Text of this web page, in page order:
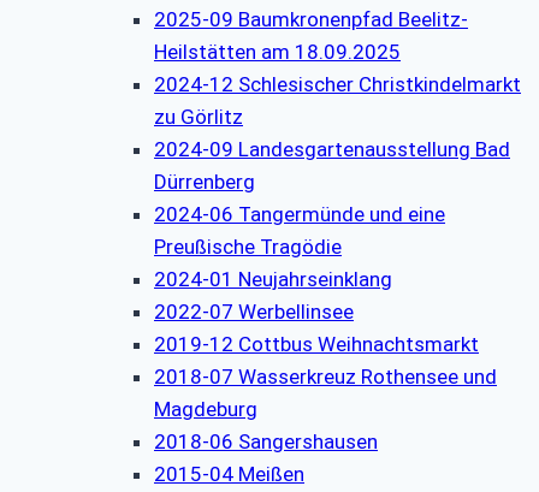
2025-09 Baumkronenpfad Beelitz-
Heilstätten am 18.09.2025
2024-12 Schlesischer Christkindelmarkt
zu Görlitz
2024-09 Landesgartenausstellung Bad
Dürrenberg
2024-06 Tangermünde und eine
Preußische Tragödie
2024-01 Neujahrseinklang
2022-07 Werbellinsee
2019-12 Cottbus Weihnachtsmarkt
2018-07 Wasserkreuz Rothensee und
Magdeburg
2018-06 Sangershausen
2015-04 Meißen